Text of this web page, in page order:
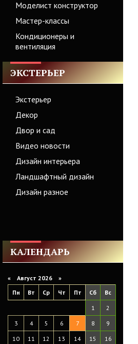
Моделист конструктор
Мастер-классы
Кондиционеры и
вентиляция
ЭКСТЕРЬЕР
Экстерьер
Декор
Двор и сад
Видео новости
Дизайн интерьера
Ландшафтный дизайн
Дизайн разное
КАЛЕНДАРЬ
« Август 2026 »
Пн
Вт Ср Чт Пт Сб
Вс
1
2
3
4 5 6 7 8
9
10
11 12 13 14 15
16